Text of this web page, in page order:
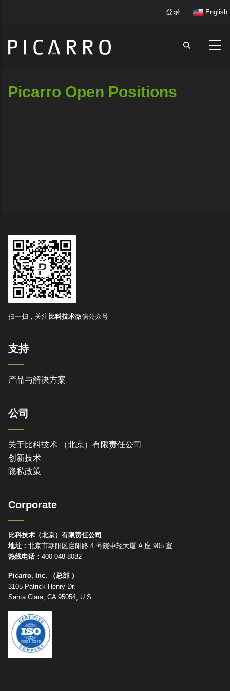
User
登录 English
Picarro Open Positions
扫一扫，关注 比科技术微信公众号
支持
产品与解决方案
公司
关于比科技术 （北京）有限责任公司
创新技术
隐私政策
Corporate
比科技术（北京）有限责任公司
地址： 北京市朝阳区启阳路 4 号院中轻大厦 A 座 905 室
热线电话： 400-048-8082
Picarro, Inc. （总部 ）
3105 Patrick Henry Dr.
Santa Clara, CA 95054, U.S.